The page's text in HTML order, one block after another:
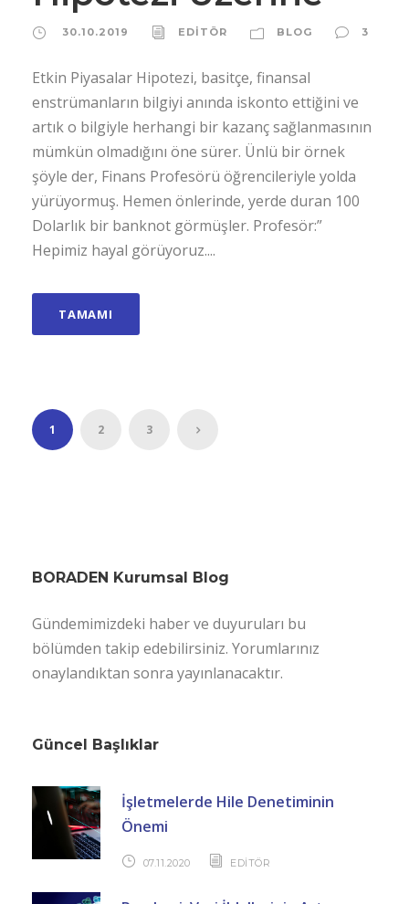
30.10.2019 EDİTÖR BLOG 3
Etkin Piyasalar Hipotezi, basitçe, finansal
enstrümanların bilgiyi anında iskonto ettiğini ve
artık o bilgiyle herhangi bir kazanç sağlanmasının
mümkün olmadığını öne sürer. Ünlü bir örnek
şöyle der, Finans Profesörü öğrencileriyle yolda
yürüyormuş. Hemen önlerinde, yerde duran 100
Dolarlık bir banknot görmüşler. Profesör:”
Hepimiz hayal görüyoruz....
TAMAMI
1 2 3
BORADEN Kurumsal Blog
Gündemimizdeki haber ve duyuruları bu
bölümden takip edebilirsiniz. Yorumlarınız
onaylandıktan sonra yayınlanacaktır.
Güncel Başlıklar
İşletmelerde Hile Denetiminin
Önemi
07.11.2020 EDİTÖR